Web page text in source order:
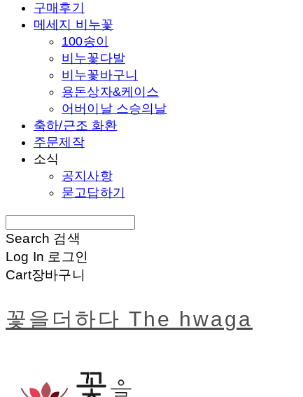
구매후기
메세지 비누꽃
100송이
비누꽃다발
비누꽃바구니
용돈상자&케이스
어버이날 스승의날
축하/근조 화환
주문제작
소식
공지사항
묻고답하기
Search 검색
Log In 로그인
Cart장바구니
꽃을더하다 The hwaga